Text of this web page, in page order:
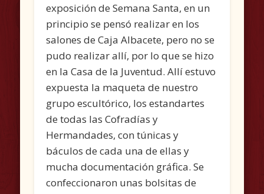
exposición de Semana Santa, en un
principio se pensó realizar en los
salones de Caja Albacete, pero no se
pudo realizar allí, por lo que se hizo
en la Casa de la Juventud. Allí estuvo
expuesta la maqueta de nuestro
grupo escultórico, los estandartes
de todas las Cofradías y
Hermandades, con túnicas y
báculos de cada una de ellas y
mucha documentación gráfica. Se
confeccionaron unas bolsitas de